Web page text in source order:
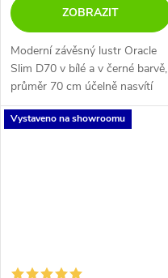
ZOBRAZIT
Moderní závěsný lustr Oracle
Slim D70 v bílé a v černé barvě,
průměr 70 cm účelně nasvítí
obývací pokoj, kuchyň nebo
jídelní stůl. Materiál hliník s
Vystaveno na showroomu